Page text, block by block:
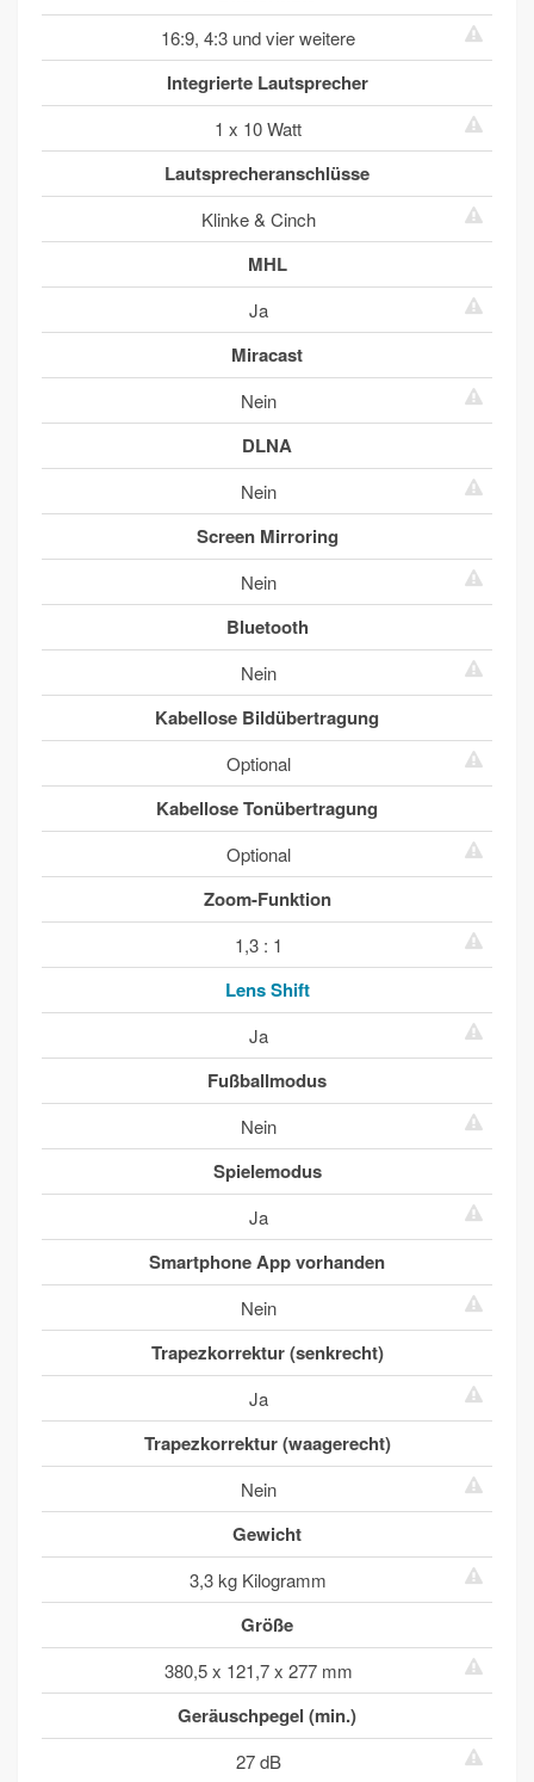
16:9, 4:3 und vier weitere
Integrierte Lautsprecher
1 x 10 Watt
Lautsprecheranschlüsse
Klinke & Cinch
MHL
Ja
Miracast
Nein
DLNA
Nein
Screen Mirroring
Nein
Bluetooth
Nein
Kabellose Bildübertragung
Optional
Kabellose Tonübertragung
Optional
Zoom-Funktion
1,3 : 1
Lens Shift
Ja
Fußballmodus
Nein
Spielemodus
Ja
Smartphone App vorhanden
Nein
Trapezkorrektur (senkrecht)
Ja
Trapezkorrektur (waagerecht)
Nein
Gewicht
3,3 kg Kilogramm
Größe
380,5 x 121,7 x 277 mm
Geräuschpegel (min.)
27 dB